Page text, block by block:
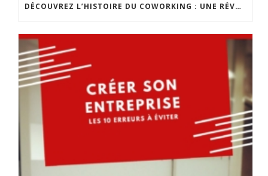
DÉCOUVREZ L’HISTOIRE DU COWORKING : UNE RÉVOLUTION DANS LE MONDE DU TRAVAIL